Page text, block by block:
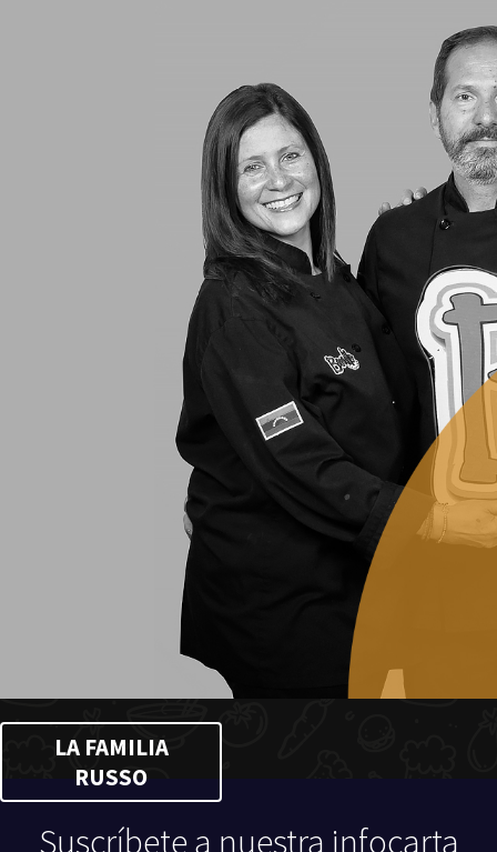
LA FAMILIA
RUSSO
Suscríbete a nuestra infocarta